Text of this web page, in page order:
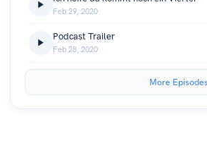
Feb 29, 2020
Podcast Trailer
Feb 28, 2020
More Episodes